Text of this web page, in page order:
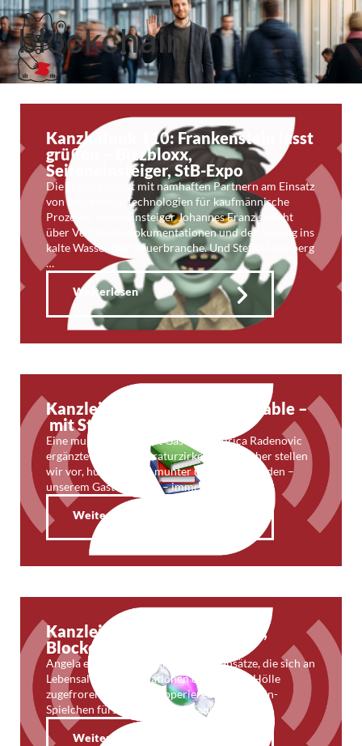
blockchain
Kanzleifunk 110: Frankenstein lässt
grüßen – Bizzbloxx,
Seiteneinsteiger, StB-Expo
Die Datev forscht mit namhaften Partnern am Einsatz
von Blockchain-Technologien für kaufmännische
Prozesse. Seiteneinsteiger Johannes Franz spricht
über Verfahrensdokumentationen und den Sprung ins
kalte Wasser der Steuerbranche. Und Stefan Homberg
…
Weiterlesen
Kanzleifunk 44: Highly profitable –
mit StB Durica Radenovic
Eine muntere Folge mit Gast: StB Durica Radenovic
ergänzte unseren Literaturzirkel. Drei Bücher stellen
wir vor, hüpfen dabei munter umher und landen –
unserem Gast sei Dank – immer wieder …
Weiterlesen
Kanzleifunk 43: Babyboomer,
Blockchain und Kaugummi
Angela erwärmt sich für Beratungsansätze, die sich an
Lebensalter und -situationen orientieren. Hölle
zugefroren: Die Big4 kooperieren. Blockchain-
Spielchen fürs Meeting. Und Kaugummi. …
Weiterlesen